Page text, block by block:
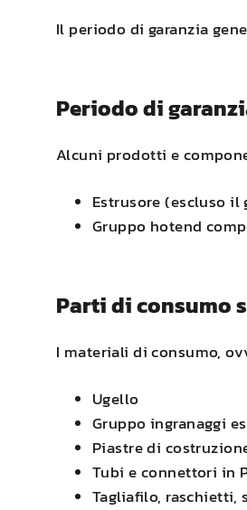
Il periodo di garanzia
Periodo di
Alcuni prodotti e
Estrusore (escluso
Gruppo hotend
Parti di consumo
I materiali di consumo,
Ugello
Gruppo ingranaggi
Piastre di
Tubi e connettori in
Tagliafilo, raschietti,